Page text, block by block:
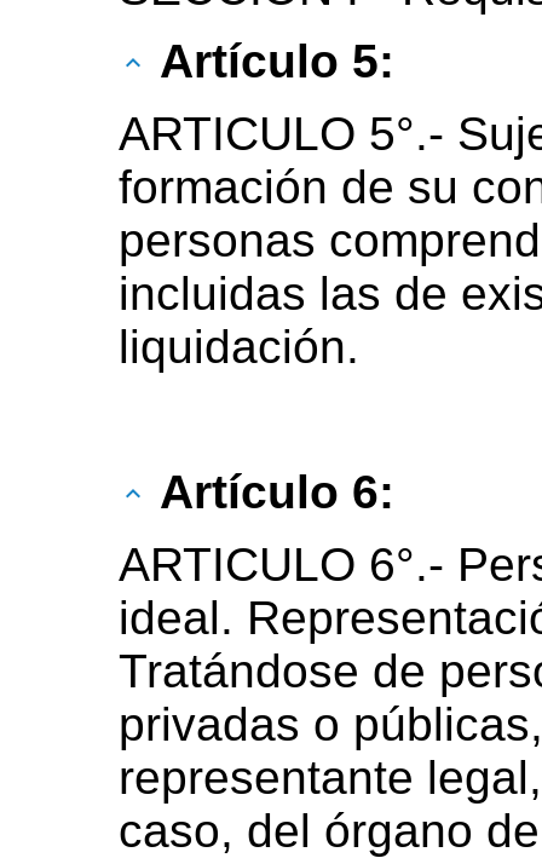
Artículo 5:
ARTICULO 5°.-
formación de su
personas
incluidas las de
liquidación.
Artículo 6:
ARTICULO 6°.-
ideal.
Tratándose de
privadas o
representante
caso, del órgano